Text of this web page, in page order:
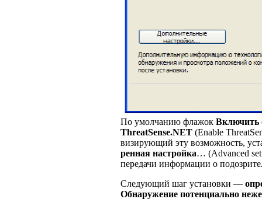
По умолчанию флажок Включить
ThreatSense.NET (Enable
визирующий эту возможность,
ренная настройка… (Advanced
передачи информации о
Следующий шаг установки —
Обнаружение потенциально